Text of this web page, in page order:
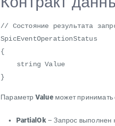
// Состояние результата
SpicEventOperationStatus
{
string Value
}
Параметр Value может
PartialOk– Запрос выполнен